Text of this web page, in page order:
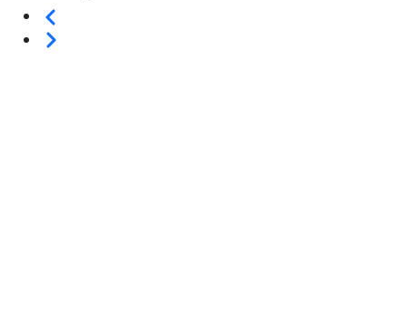
Seitennummerierung
Weiter